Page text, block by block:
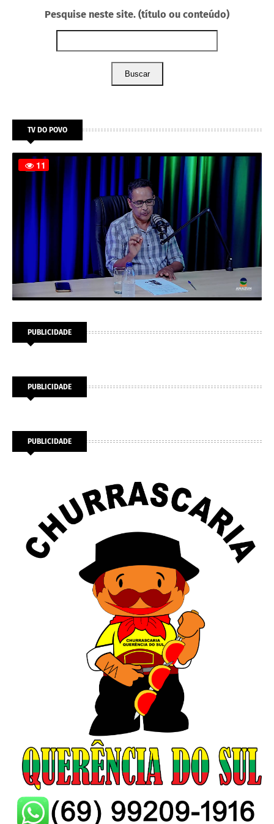
Pesquise neste site. (título ou conteúdo)
Buscar
TV DO POVO
PUBLICIDADE
PUBLICIDADE
PUBLICIDADE